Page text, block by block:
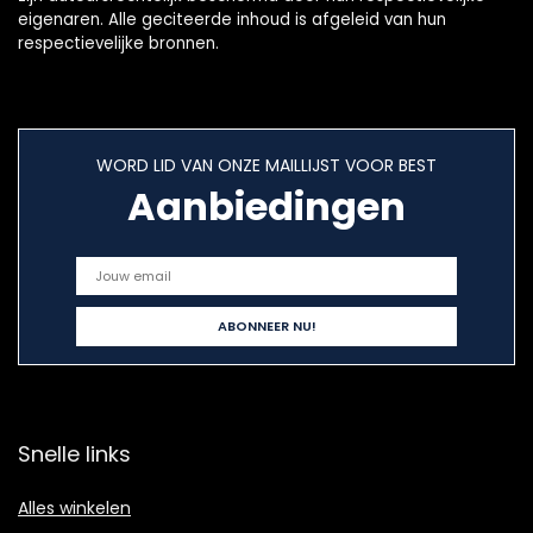
eigenaren. Alle geciteerde inhoud is afgeleid van hun
respectievelijke bronnen.
WORD LID VAN ONZE MAILLIJST VOOR BEST
Aanbiedingen
Snelle links
Alles winkelen